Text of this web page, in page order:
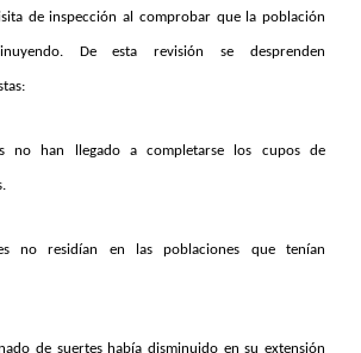
de inspección al comprobar que la población
De esta revisión se desprenden
no han llegado a completarse los cupos de
no residían en las poblaciones que tenían
de suertes había disminuido en su extensión